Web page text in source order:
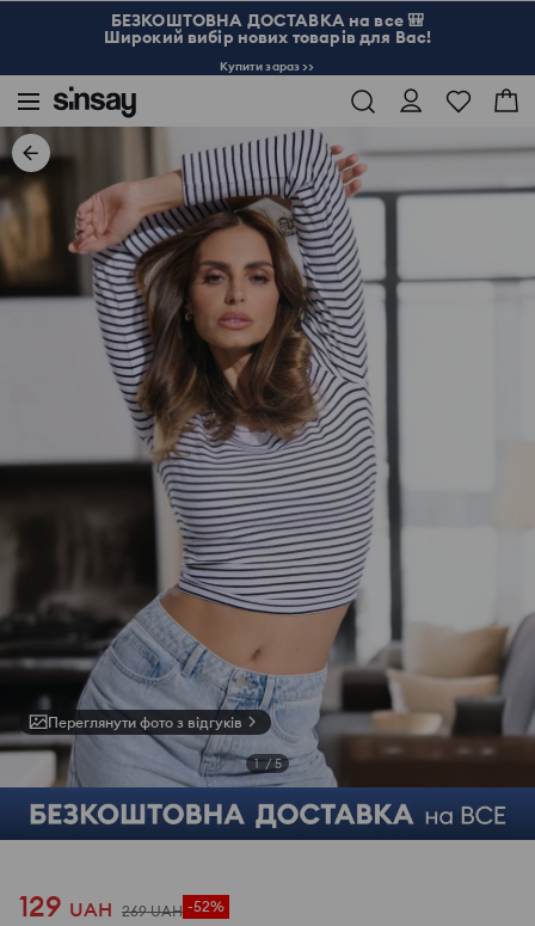
БЕЗКОШТОВНА ДОСТАВКА на все 🎒
Широкий вибір нових товарів для Вас!
Купити зараз >>
Переглянути фото з відгуків
1 /5
129 UAH 269 UAH -52%